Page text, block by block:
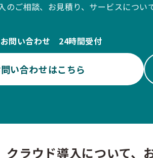
のご相談、お見積り、サービスについ
問い合わせ 24時間受付
い合わせはこちら
クラウド導入について、